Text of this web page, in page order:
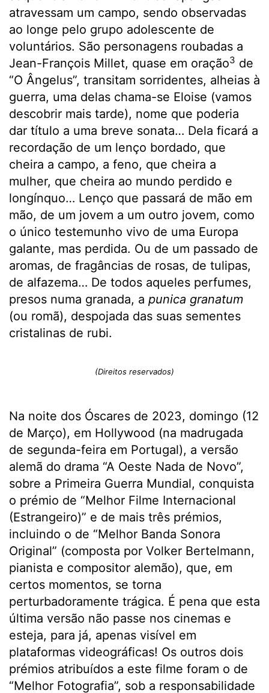
atravessam um campo, sendo observadas
ao longe pelo grupo adolescente de
voluntários. São personagens roubadas a
Jean-François Millet, quase em oração3 de
“O Ângelus”, transitam sorridentes, alheias à
guerra, uma delas chama-se Eloise (vamos
descobrir mais tarde), nome que poderia
dar título a uma breve sonata… Dela ficará a
recordação de um lenço bordado, que
cheira a campo, a feno, que cheira a
mulher, que cheira ao mundo perdido e
longínquo… Lenço que passará de mão em
mão, de um jovem a um outro jovem, como
o único testemunho vivo de uma Europa
galante, mas perdida. Ou de um passado de
aromas, de fragâncias de rosas, de tulipas,
de alfazema… De todos aqueles perfumes,
presos numa granada, a punica granatum
(ou romã), despojada das suas sementes
cristalinas de rubi.
(Direitos reservados)
Na noite dos Óscares de 2023, domingo (12
de Março), em Hollywood (na madrugada
de segunda-feira em Portugal), a versão
alemã do drama “A Oeste Nada de Novo”,
sobre a Primeira Guerra Mundial, conquista
o prémio de “Melhor Filme Internacional
(Estrangeiro)” e de mais três prémios,
incluindo o de “Melhor Banda Sonora
Original” (composta por Volker Bertelmann,
pianista e compositor alemão), que, em
certos momentos, se torna
perturbadoramente trágica. É pena que esta
última versão não passe nos cinemas e
esteja, para já, apenas visível em
plataformas videográficas! Os outros dois
prémios atribuídos a este filme foram o de
“Melhor Fotografia”, sob a responsabilidade